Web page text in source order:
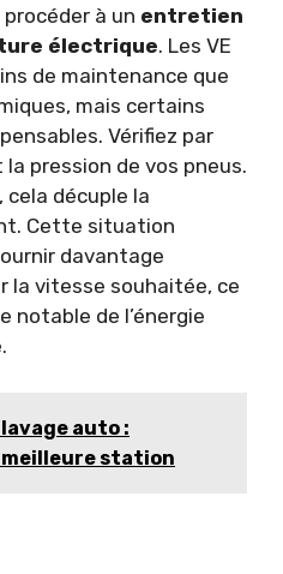
à un entretien
électrique. Les VE
de maintenance que
mais certains
Vérifiez par
pression de vos pneus.
cela décuple la
Cette situation
davantage
la vitesse souhaitée, ce
notable de l’énergie
auto :
station